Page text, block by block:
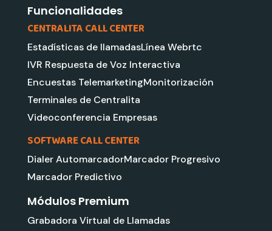
Funcionalidades
CENTRALITA CALL CENTER
Estadísticas de llamadasLínea Webrtc
IVR Respuesta de Voz Interactiva
Encuestas TelemarketingMonitorización
Terminales de Centralita
Videoconferencia Empresas
SOFTWARE CALL CENTER
Dialer AutomarcadorMarcador Progresivo
Marcador Predictivo
Módulos Premium
Grabadora Virtual de Llamadas